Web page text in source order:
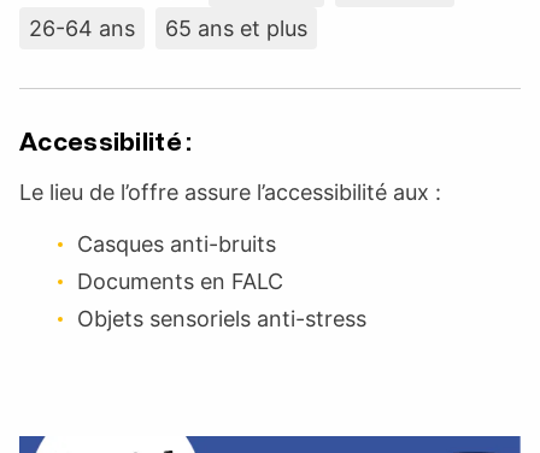
26-64 ans
65 ans et plus
Accessibilité :
Le lieu de l’offre assure l’accessibilité aux :
Casques anti-bruits
Documents en FALC
Objets sensoriels anti-stress